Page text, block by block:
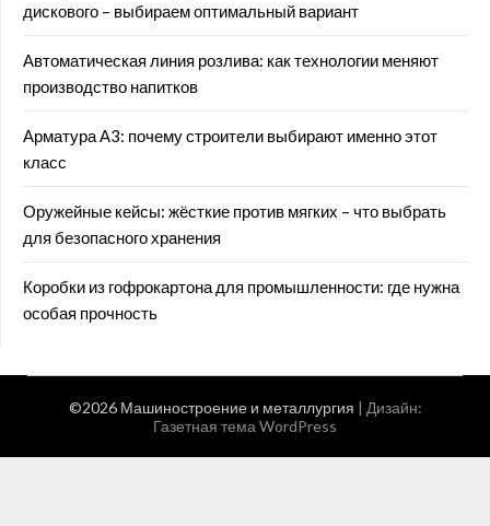
дискового – выбираем оптимальный вариант
Автоматическая линия розлива: как технологии меняют
производство напитков
Арматура А3: почему строители выбирают именно этот
класс
Оружейные кейсы: жёсткие против мягких – что выбрать
для безопасного хранения
Коробки из гофрокартона для промышленности: где нужна
особая прочность
©2026 Машиностроение и металлургия | Дизайн:
Газетная тема WordPress